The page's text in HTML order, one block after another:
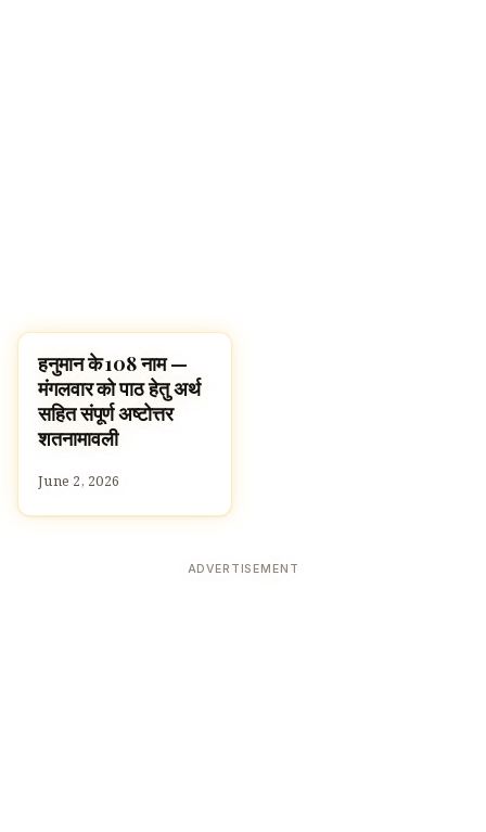
पूजा, श्लोक और मंत्र
हनुमान के 108 नाम —
मंगलवार को पाठ हेतु अर्थ
सहित संपूर्ण अष्टोत्तर
शतनामावली
June 2, 2026
ADVERTISEMENT